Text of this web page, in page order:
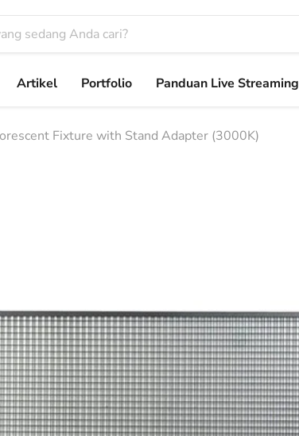
Artikel Portfolio Panduan Live Streaming
Fixture with Stand Adapter (3000K)